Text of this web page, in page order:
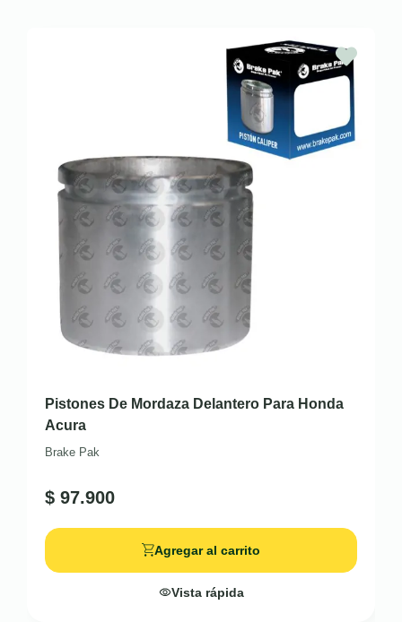
Pistones De Mordaza Delantero Para Honda
Acura
Brake Pak
$ 97.900
Agregar al carrito
Vista rápida